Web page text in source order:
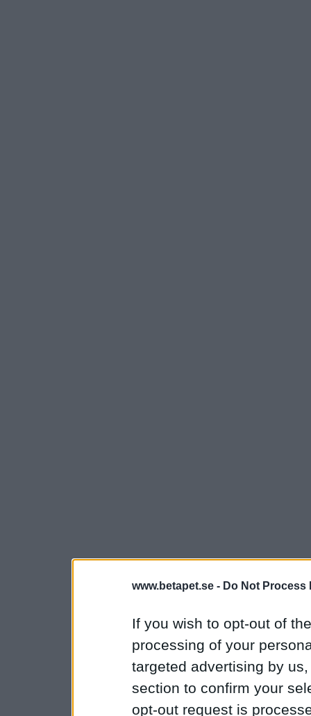
www.betapet.se - Do Not Process
If you wish to opt-out of
processing of your
targeted advertising by
section to confirm your
opt-out request is